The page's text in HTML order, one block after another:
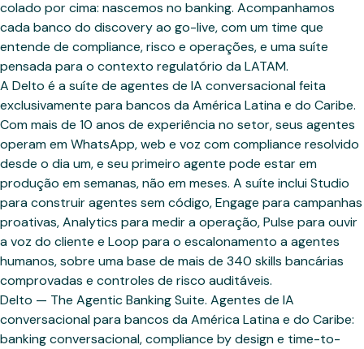
colado por cima: nascemos no banking. Acompanhamos
cada banco do discovery ao go-live, com um time que
entende de compliance, risco e operações, e uma suíte
pensada para o contexto regulatório da LATAM.
A Delto é a suíte de agentes de IA conversacional feita
exclusivamente para bancos da América Latina e do Caribe.
Com mais de 10 anos de experiência no setor, seus agentes
operam em WhatsApp, web e voz com compliance resolvido
desde o dia um, e seu primeiro agente pode estar em
produção em semanas, não em meses. A suíte inclui Studio
para construir agentes sem código, Engage para campanhas
proativas, Analytics para medir a operação, Pulse para ouvir
a voz do cliente e Loop para o escalonamento a agentes
humanos, sobre uma base de mais de 340 skills bancárias
comprovadas e controles de risco auditáveis.
Delto — The Agentic Banking Suite. Agentes de IA
conversacional para bancos da América Latina e do Caribe:
banking conversacional, compliance by design e time-to-